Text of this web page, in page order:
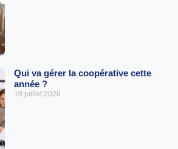
Qui va gérer la coopérative cette
année ?
10 juillet 2026